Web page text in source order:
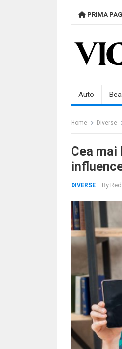
PRIMA
Auto
Home Diverse
Cea
DIVERSE By